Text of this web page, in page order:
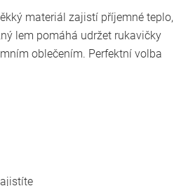
materiál zajistí příjemné teplo,
lem pomáhá udržet rukavičky
oblečením. Perfektní volba